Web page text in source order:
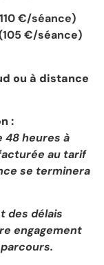
€/séance)
€/séance)
ou à distance
:
48 heures à
au tarif
se terminera
des délais
engagement